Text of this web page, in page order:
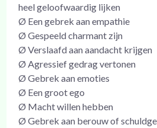
heel geloofwaardig lijken
Ø Een gebrek aan empathie
Ø Gespeeld charmant zijn
Ø Verslaafd aan aandacht krijgen
Ø Agressief gedrag vertonen
Ø Gebrek aan emoties
Ø Een groot ego
Ø Macht willen hebben
Ø Gebrek aan berouw of